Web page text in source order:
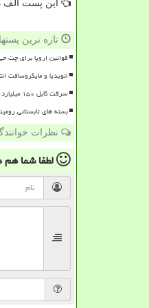
این پست الف
تازه ترین
قوانین اروپا برای
انویدیا و
سرقت کابل ۱۵۰ میلیارد تومان خسارت زد
بسته های تابستانی
نظرات
لطفا شما هم